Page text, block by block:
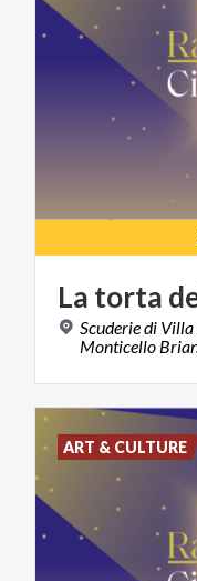
La torta
Scuderie di
Monticello
ART & CULTURE